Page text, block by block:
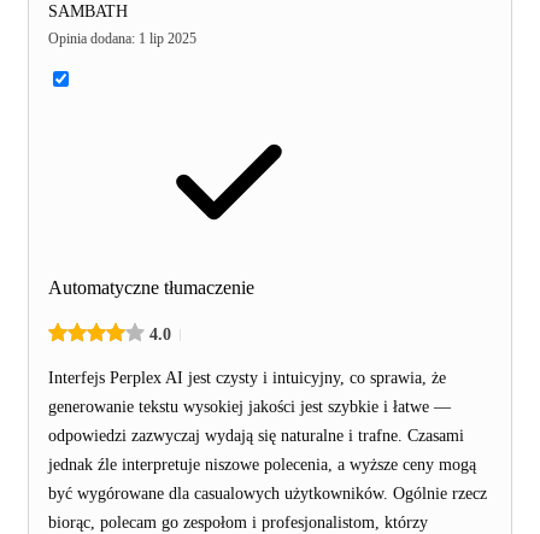
SAMBATH
Opinia dodana: 1 lip 2025
Automatyczne tłumaczenie
4.0
Interfejs Perplex AI jest czysty i intuicyjny, co sprawia, że
generowanie tekstu wysokiej jakości jest szybkie i łatwe —
odpowiedzi zazwyczaj wydają się naturalne i trafne. Czasami
jednak źle interpretuje niszowe polecenia, a wyższe ceny mogą
być wygórowane dla casualowych użytkowników. Ogólnie rzecz
biorąc, polecam go zespołom i profesjonalistom, którzy